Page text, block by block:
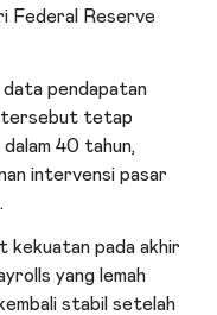
Federal Reserve
pendapatan
tersebut tetap
40 tahun,
intervensi pasar
kekuatan pada akhir
yang lemah
stabil setelah